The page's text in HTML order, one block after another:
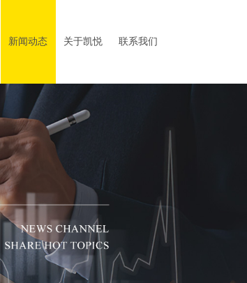
新闻动态 关于凯悦 联系我们